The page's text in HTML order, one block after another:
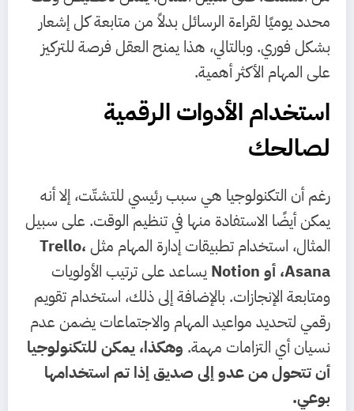
محدد يوميًا لقراءة الرسائل بدلاً من متابعة كل إشعار
بشكل فوري. وبالتالي، هذا يمنح العقل فرصة للتركيز
على المهام الأكثر أهمية.
استخدام الأدوات الرقمية
لصالحك
رغم أن التكنولوجيا هي سبب رئيسي للتشتّت، إلا أنه
يمكن أيضًا الاستفادة منها في تنظيم الوقت. على سبيل
المثال، استخدام تطبيقات إدارة المهام مثل Trello،
Asana، أو Notion
يساعد على ترتيب الأولويات
ومتابعة الإنجازات. بالإضافة إلى ذلك، استخدام تقويم
رقمي لتحديد مواعيد المهام والاجتماعات يضمن عدم
نسيان أي التزامات مهمة. وهكذا، يمكن للتكنولوجيا
أن تتحول من عدو إلى صديق إذا تم استخدامها
بوعي.